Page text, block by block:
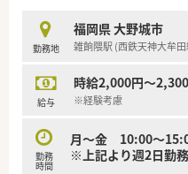
■階層別の研修、専門別
度が用意され、認定薬剤
す。
躍推進研修など多岐に
取得も可能です。
勤務地
福岡県 大野城市
雑餉隈駅 (西鉄天神大牟
給与
時給2,000円～
※経験考慮
勤務
時間
月～金 10:00～
※上記より週2日勤務